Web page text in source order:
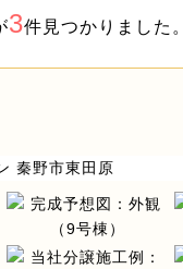
3件見つかりました。